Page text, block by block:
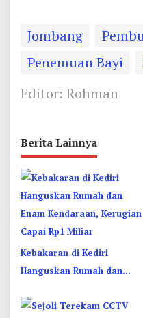
Jombang
Penemuan Bayi
Editor: Rohman
Berita Lainnya
Kebakaran di Kediri
Hanguskan Rumah dan
Capai Rp1 Miliar